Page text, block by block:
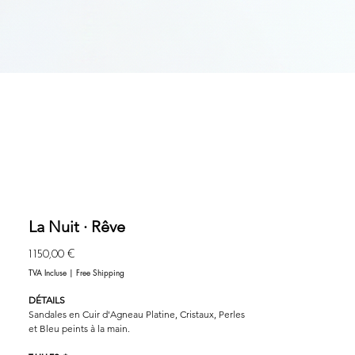
La Nuit · Rêve
1 150,00 €
TVA Incluse | Free Shipping
DÉTAILS
Sandales en Cuir d'Agneau Platine, Cristaux, Perles
et Bleu peints à la main.